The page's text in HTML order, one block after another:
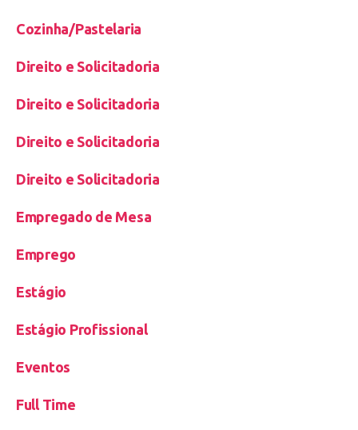
Cozinha/Pastelaria
Direito e Solicitadoria
Direito e Solicitadoria
Direito e Solicitadoria
Direito e Solicitadoria
Empregado de Mesa
Emprego
Estágio
Estágio Profissional
Eventos
Full Time